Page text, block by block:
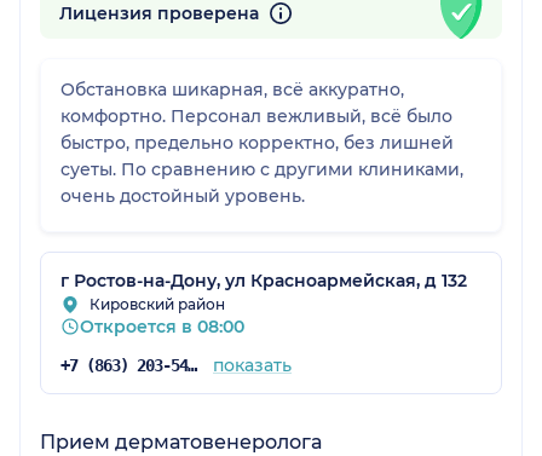
Лицензия проверена
Обстановка шикарная, всё аккуратно,
комфортно. Персонал вежливый, всё было
быстро, предельно корректно, без лишней
суеты. По сравнению с другими клиниками,
очень достойный уровень.
г Ростов-на-Дону, ул Красноармейская, д 132
Кировский район
Откроется в 08:00
+7 (863) 203-54-50 показать
Прием дерматовенеролога